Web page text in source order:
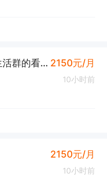
暑假工（临时活 有本地生活群的看过来 ） 2150元/月
10小时前
2150元/月
10小时前